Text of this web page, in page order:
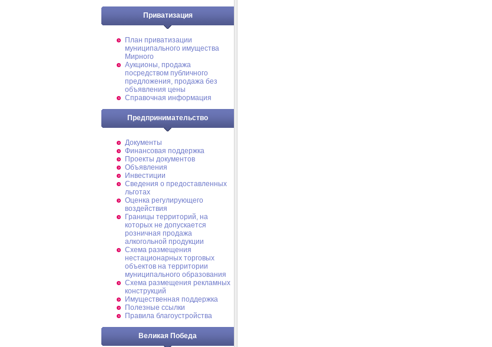
Приватизация
План приватизации
муниципального имущества
Мирного
Аукционы, продажа
посредством публичного
предложения, продажа без
объявления цены
Справочная информация
Предпринимательство
Документы
Финансовая поддержка
Проекты документов
Объявления
Инвестиции
Сведения о предоставленных
льготах
Оценка регулирующего
воздействия
Границы территорий, на
которых не допускается
розничная продажа
алкогольной продукции
Схема размещения
нестационарных торговых
объектов на территории
муниципального образования
Схема размещения рекламных
конструкций
Имущественная поддержка
Полезные ссылки
Правила благоустройства
Великая Победа